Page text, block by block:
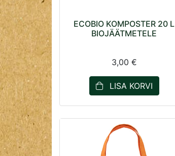
ECOBIO KOMPOSTER 20 L
BIOJÄÄTMETELE
3,00 €
LISA KORVI